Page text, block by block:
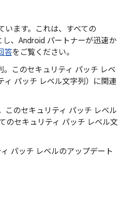
います。これは、すべての
、Android パートナーが迅速か
答をご覧ください。
このセキュリティ パッチ レベ
パッチ レベル文字列）に関連
このセキュリティ パッチ レベル
セキュリティ パッチ レベル文
パッチ レベルのアップデート